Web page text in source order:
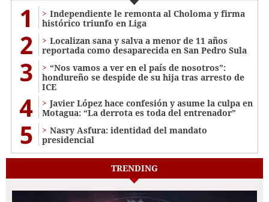
1
Independiente le remonta al Choloma y firma
histórico triunfo en Liga
2
Localizan sana y salva a menor de 11 años
reportada como desaparecida en San Pedro Sula
3
“Nos vamos a ver en el país de nosotros”:
hondureño se despide de su hija tras arresto de
ICE
4
Javier López hace confesión y asume la culpa en
Motagua: “La derrota es toda del entrenador”
5
Nasry Asfura: identidad del mandato
presidencial
TRENDING